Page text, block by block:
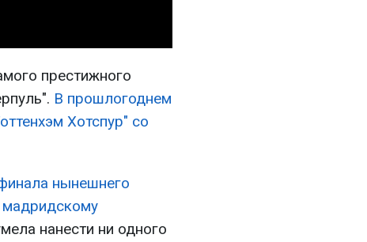
престижного
В прошлогоднем
Хотспур" со
нынешнего
мадридскому
нанести ни одного